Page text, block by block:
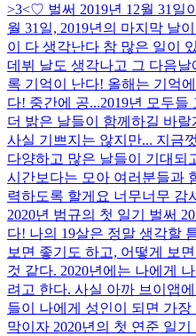
>3<♡ 벌써 2019년 12월 31일
월 31일, 2019년의 마지막 날
이 다 생각난다 참 많은 일이
데뷔 날도 생각나고 그 다음
록 기억이 난다! 올해는 기억
다! 중간에 공...2019년 모두들
더 밝은 날들이 함께하길 바
사실 기쁘지는 않지만... 지금
다양하고 많은 날들이 기대되
시간보다는 모아 여러분들과
력하도록 할게요 너무너무 감
2020년 범규의 첫 일기 벌써
다! 나의 19살은 정말 생각할
보면 좋기도 하고, 어떻게 보
것 같다. 2020년에는 나에게
려고 한다. 사실 아까 브이앱
들이 나에게 성인이 되면 가장
막이자 2020년의 첫 연준 일